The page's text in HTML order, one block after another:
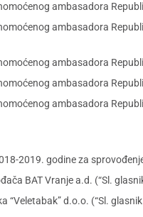
ambasadora
ambasadora
ambasadora
ambasadora
ambasadora
2019. godine za
BAT Vranje a.d. (“Sl.
d.o.o. (“Sl.